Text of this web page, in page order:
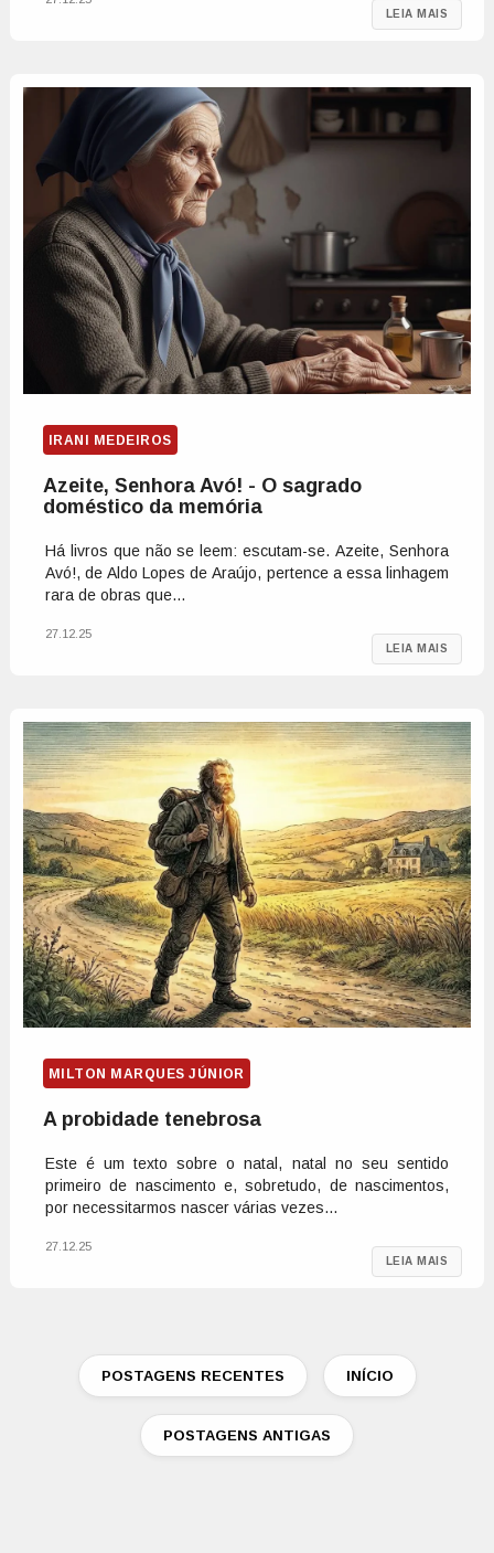
LEIA MAIS
IRANI MEDEIROS
Azeite, Senhora Avó! - O sagrado
doméstico da memória
Há livros que não se leem: escutam-se. Azeite, Senhora
Avó!, de Aldo Lopes de Araújo, pertence a essa linhagem
rara de obras que...
LEIA MAIS
27.12.25
MILTON MARQUES JÚNIOR
A probidade tenebrosa
Este é um texto sobre o natal, natal no seu sentido
primeiro de nascimento e, sobretudo, de nascimentos,
por necessitarmos nascer várias vezes...
LEIA MAIS
27.12.25
POSTAGENS RECENTES INÍCIO
POSTAGENS ANTIGAS